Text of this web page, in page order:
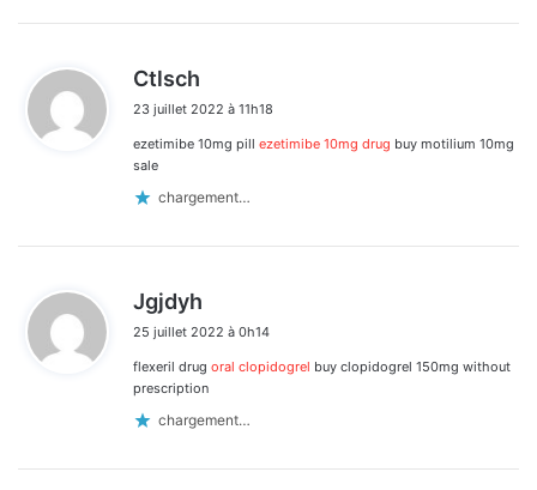
Ctlsch
t
23 juillet 2022 à 11h18
ezetimibe 10mg pill ezetimibe 10mg drug buy motilium 10mg
sale
chargement…
Jgjdyh
t
:
25 juillet 2022 à 0h14
flexeril drug oral clopidogrel buy clopidogrel 150mg without
prescription
chargement…